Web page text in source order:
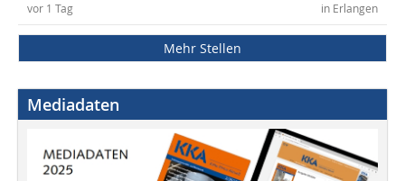
in Erlangen
vor 1 Tag
Mehr Stellen
Mediadaten